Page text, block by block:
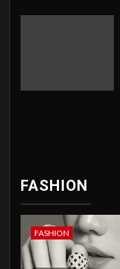
FASHION
FASHION